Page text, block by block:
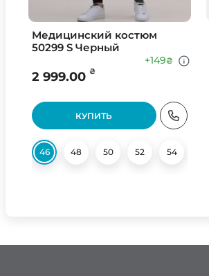
Медицинский костюм
50299 S Черный
2 999.00 ₴
+149₴
КУПИТЬ
46 48 50 52 54